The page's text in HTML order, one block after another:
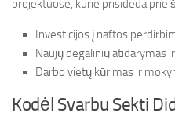
projektuose, kurie prisideda prie
Investicijos į naftos
Naujų degalinių atidarymas
Darbo vietų kūrimas ir
Kodėl Svarbu Sekti